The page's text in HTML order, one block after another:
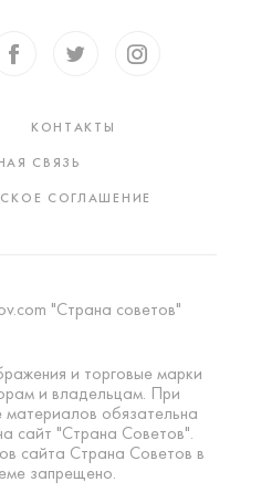
КОНТАКТЫ
СВЯЗЬ
СОГЛАШЕНИЕ
"Страна советов"
и торговые марки
и владельцам. При
материалов обязательна
сайт "Страна Советов".
сайта Страна Советов в
запрещено.